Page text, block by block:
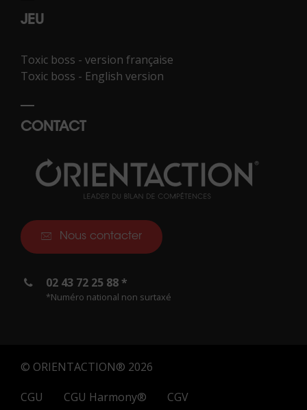
JEU
Toxic boss - version française
Toxic boss - English version
CONTACT
Nous contacter
02 43 72 25 88 *
*Numéro national non surtaxé
© ORIENTACTION® 2026
CGU
CGU Harmony® CGV